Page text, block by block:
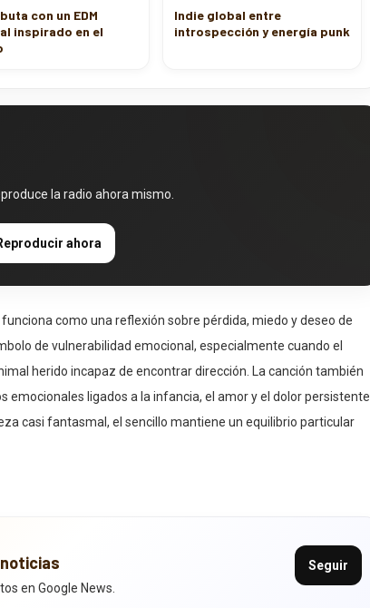
con un EDM
inspirado en el
Indie global entre
introspección y energía punk
la radio ahora mismo.
ahora
como una reflexión sobre pérdida, miedo y deseo de
de vulnerabilidad emocional, especialmente cuando el
herido incapaz de encontrar dirección. La canción también
emocionales ligados a la infancia, el amor y el dolor persistente.
casi fantasmal, el sencillo mantiene un equilibrio particular
en Google News.
Seguir